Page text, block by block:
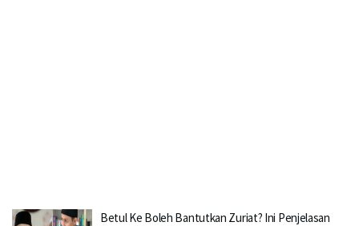
Betul Ke Boleh Bantutkan Zuriat? Ini Penjelasan